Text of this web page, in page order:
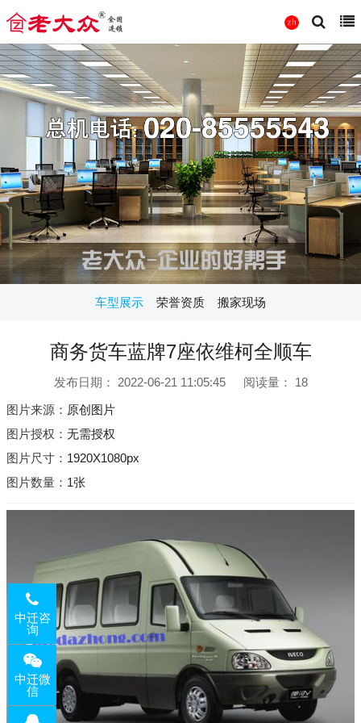
车型展示 荣誉资质 搬家现场
商务货车蓝牌7座依维柯全顺车
发布日期： 2022-06-21 11:05:45 阅读量：
18
图片来源： 原创图片
图片授权： 无需授权
图片尺寸： 1920X1080px
图片数量： 1张
中迁咨
询
中迁微
信